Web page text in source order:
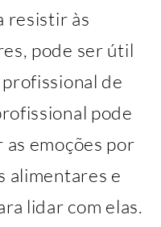
resistir às
pode ser útil
de
pode
emoções por
alimentares e
lidar com elas.